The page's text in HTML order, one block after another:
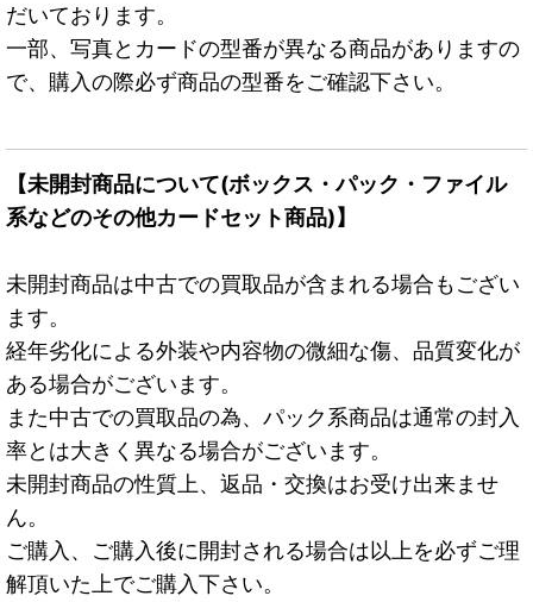
だいております。
一部、写真とカードの型番が異なる商品がありますの
で、購入の際必ず商品の型番をご確認下さい。
【未開封商品について(ボックス・パック・ファイル
系などのその他カードセット商品)】
未開封商品は中古での買取品が含まれる場合もござい
ます。
経年劣化による外装や内容物の微細な傷、品質変化が
ある場合がございます。
また中古での買取品の為、パック系商品は通常の封入
率とは大きく異なる場合がございます。
未開封商品の性質上、返品・交換はお受け出来ませ
ん。
ご購入、ご購入後に開封される場合は以上を必ずご理
解頂いた上でご購入下さい。